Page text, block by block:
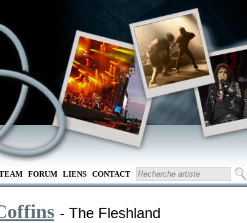
FORUM LIENS CONTACT
- The Fleshland